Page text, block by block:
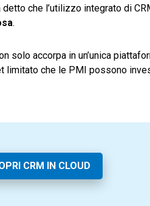
che l’utilizzo integrato di
.
solo accorpa in un’unica
limitato che le PMI possono
CRM IN CLOUD